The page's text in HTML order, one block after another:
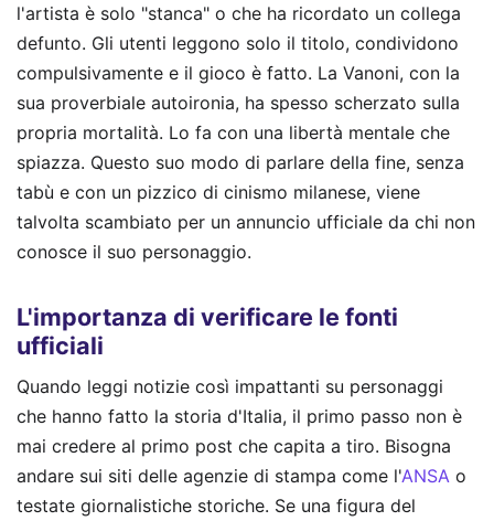
l'artista è solo "stanca" o che ha ricordato un collega
defunto. Gli utenti leggono solo il titolo, condividono
compulsivamente e il gioco è fatto. La Vanoni, con la
sua proverbiale autoironia, ha spesso scherzato sulla
propria mortalità. Lo fa con una libertà mentale che
spiazza. Questo suo modo di parlare della fine, senza
tabù e con un pizzico di cinismo milanese, viene
talvolta scambiato per un annuncio ufficiale da chi non
conosce il suo personaggio.
L'importanza di verificare le fonti
ufficiali
Quando leggi notizie così impattanti su personaggi
che hanno fatto la storia d'Italia, il primo passo non è
mai credere al primo post che capita a tiro. Bisogna
andare sui siti delle agenzie di stampa come l'ANSA o
testate giornalistiche storiche. Se una figura del